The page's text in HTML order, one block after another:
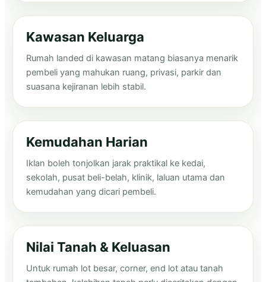
Kawasan Keluarga
Rumah landed di kawasan matang biasanya menarik
pembeli yang mahukan ruang, privasi, parkir dan
suasana kejiranan lebih stabil.
Kemudahan Harian
Iklan boleh tonjolkan jarak praktikal ke kedai,
sekolah, pusat beli-belah, klinik, laluan utama dan
kemudahan yang dicari pembeli.
Nilai Tanah & Keluasan
Untuk rumah lot besar, corner, end lot atau tanah